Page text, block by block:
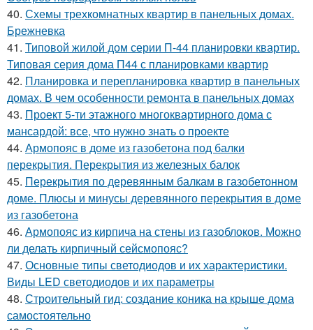
40. Схемы трехкомнатных квартир в панельных домах.
Брежневка
41. Типовой жилой дом серии П-44 планировки квартир.
Типовая серия дома П44 с планировками квартир
42. Планировка и перепланировка квартир в панельных
домах. В чем особенности ремонта в панельных домах
43. Проект 5-ти этажного многоквартирного дома с
мансардой: все, что нужно знать о проекте
44. Армопояс в доме из газобетона под балки
перекрытия. Перекрытия из железных балок
45. Перекрытия по деревянным балкам в газобетонном
доме. Плюсы и минусы деревянного перекрытия в доме
из газобетона
46. Армопояс из кирпича на стены из газоблоков. Можно
ли делать кирпичный сейсмопояс?
47. Основные типы светодиодов и их характеристики.
Виды LED светодиодов и их параметры
48. Строительный гид: создание коника на крыше дома
самостоятельно